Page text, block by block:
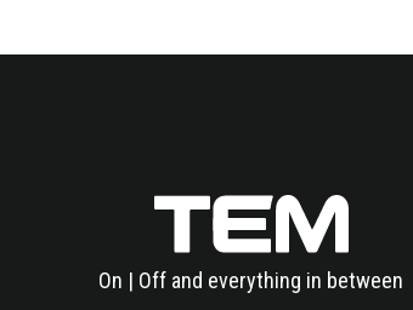
On | Off and everything in between